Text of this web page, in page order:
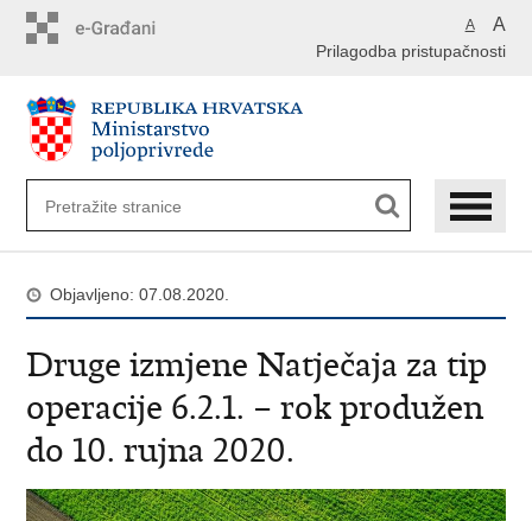
A A
Prilagodba pristupačnosti
Objavljeno: 07.08.2020.
Druge izmjene Natječaja za tip
operacije 6.2.1. – rok produžen
do 10. rujna 2020.